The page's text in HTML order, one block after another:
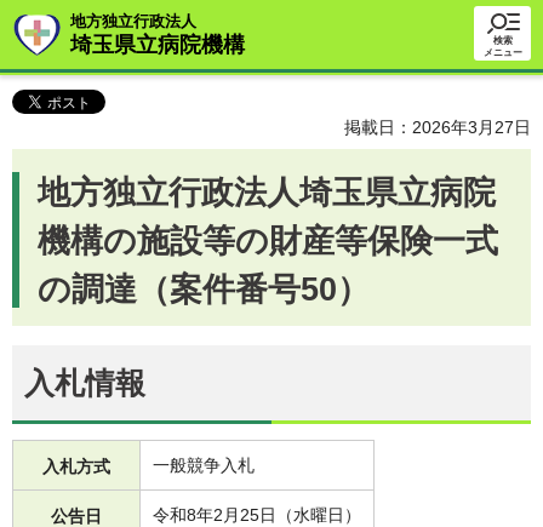
地方独立行政法人
埼玉県立病院機構
検索
メニュー
掲載日：2026年3月27日
地方独立行政法人埼玉県立病院
機構の施設等の財産等保険一式
の調達（案件番号50）
入札情報
入札方式 一般競争入札
公告日 令和8年2月25日（水曜日）